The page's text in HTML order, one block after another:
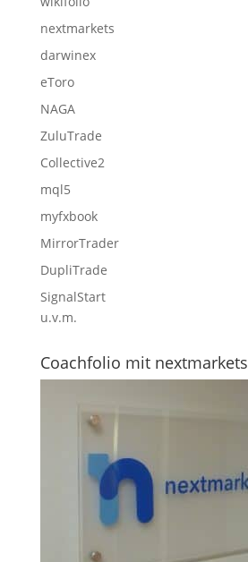
nextmarkets
darwinex
eToro
NAGA
ZuluTrade
Collective2
mql5
myfxbook
MirrorTrader
DupliTrade
SignalStart
u.v.m.
Coachfolio mit nextmarkets